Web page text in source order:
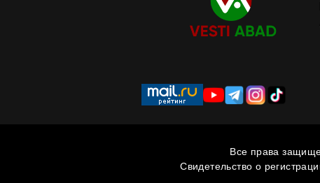
Все права
Свидетельство о